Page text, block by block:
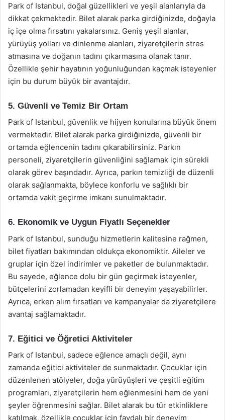
Park of Istanbul, doğal güzellikleri ve yeşil alanlarıyla da
dikkat çekmektedir. Bilet alarak parka girdiğinizde, doğayla
iç içe olma fırsatını yakalarsınız. Geniş yeşil alanlar,
yürüyüş yolları ve dinlenme alanları, ziyaretçilerin stres
atmasına ve doğanın tadını çıkarmasına olanak tanır.
Özellikle şehir hayatının yoğunluğundan kaçmak isteyenler
için bu durum büyük bir avantajdır.
5. Güvenli ve Temiz Bir Ortam
Park of Istanbul, güvenlik ve hijyen konularına büyük önem
vermektedir. Bilet alarak parka girdiğinizde, güvenli bir
ortamda eğlencenin tadını çıkarabilirsiniz. Parkın
personeli, ziyaretçilerin güvenliğini sağlamak için sürekli
olarak görev başındadır. Ayrıca, parkın temizliği de düzenli
olarak sağlanmakta, böylece konforlu ve sağlıklı bir
ortamda vakit geçirme imkanı sunulmaktadır.
6. Ekonomik ve Uygun Fiyatlı Seçenekler
Park of Istanbul, sunduğu hizmetlerin kalitesine rağmen,
bilet fiyatları bakımından oldukça ekonomiktir. Aileler ve
gruplar için özel indirimler ve paketler de bulunmaktadır.
Bu sayede, eğlence dolu bir gün geçirmek isteyenler,
bütçelerini zorlamadan keyifli bir deneyim yaşayabilirler.
Ayrıca, erken alım fırsatları ve kampanyalar da ziyaretçilere
avantaj sağlamaktadır.
7. Eğitici ve Öğretici Aktiviteler
Park of Istanbul, sadece eğlence amaçlı değil, aynı
zamanda eğitici aktiviteler de sunmaktadır. Çocuklar için
düzenlenen atölyeler, doğa yürüyüşleri ve çeşitli eğitim
programları, ziyaretçilerin hem eğlenmesini hem de yeni
şeyler öğrenmesini sağlar. Bilet alarak bu tür etkinliklere
katılmak, özellikle çocuklar için faydalı bir deneyim